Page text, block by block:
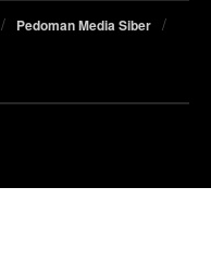
Pedoman Media Siber